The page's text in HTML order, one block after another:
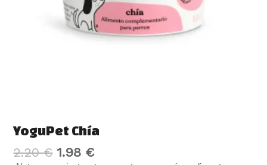
YoguPet Chía
2.20€ 1.98 €